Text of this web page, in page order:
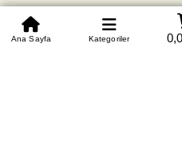
0850
Beden Tablosu Banka Hesapları
Ana Sayfa Kategoriler